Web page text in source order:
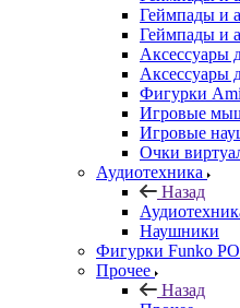
Геймпады и
Геймпады и
Аксессуары
Аксессуары
Фигурки
Игровые
Игровые
Очки
Аудиотехника
Назад
Наушники
Фигурки Funko
Прочее
Назад